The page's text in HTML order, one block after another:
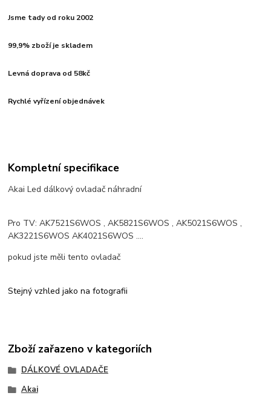
Jsme tady od roku 2002
99,9% zboží je skladem
Levná doprava od 58kč
Rychlé vyřízení objednávek
Kompletní specifikace
Akai Led dálkový ovladač náhradní
Pro TV: AK7521S6WOS , AK5821S6WOS , AK5021S6WOS ,
AK3221S6WOS AK4021S6WOS ....
pokud jste měli tento ovladač
Stejný vzhled jako na fotografii
Zboží zařazeno v kategoriích
DÁLKOVÉ OVLADAČE
Akai